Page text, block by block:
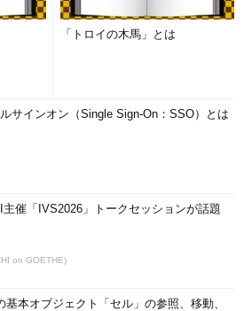
「トロイの木馬」とは
サインオン（Single Sign-On：SSO）とは
主催「IVS2026」トークセッションが話題
on GOETHE)
基本オブジェクト「セル」の参照、移動、